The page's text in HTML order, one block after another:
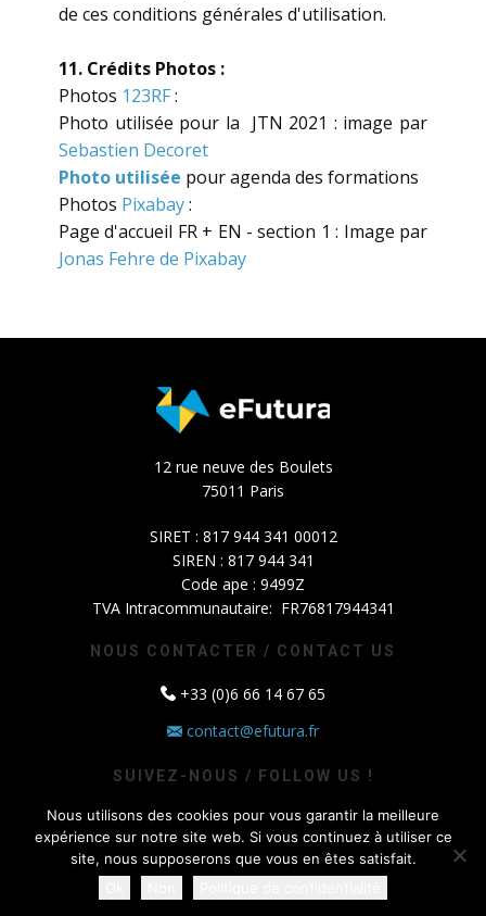
de ces conditions générales d'utilisation.
11. Crédits Photos :
Photos 123RF:
Photo utilisée pour la JTN 2021 : image par
Sebastien Decoret
Photo utilisée pour agenda des formations
Photos Pixabay:
Page d'accueil FR + EN - section 1 : Image par
Jonas Fehre de Pixabay
12 rue neuve des Boulets
75011 Paris
SIRET : 817 944 341 00012
SIREN : 817 944 341
Code ape : 9499Z
TVA Intracommunautaire: FR76817944341
NOUS CONTACTER / CONTACT US
+33 (0)6 66 14 67 65
contact@efutura.fr
SUIVEZ-NOUS / FOLLOW US !
2025 -NC Dubourg|Mentions légales|Sitemap
Nous utilisons des cookies pour vous garantir la meilleure
expérience sur notre site web. Si vous continuez à utiliser ce
site, nous supposerons que vous en êtes satisfait.